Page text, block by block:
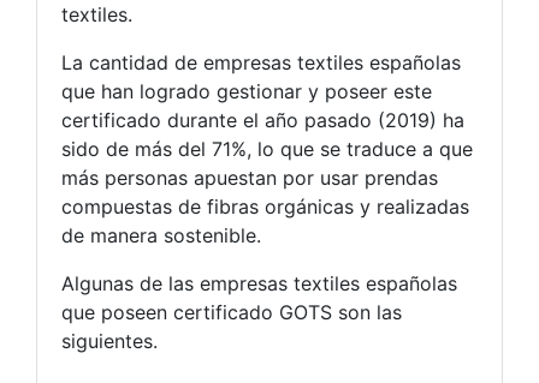
textiles.
La cantidad de empresas textiles españolas
que han logrado gestionar y poseer este
certificado durante el año pasado (2019) ha
sido de más del 71%, lo que se traduce a que
más personas apuestan por usar prendas
compuestas de fibras orgánicas y realizadas
de manera sostenible.
Algunas de las empresas textiles españolas
que poseen certificado GOTS son las
siguientes.